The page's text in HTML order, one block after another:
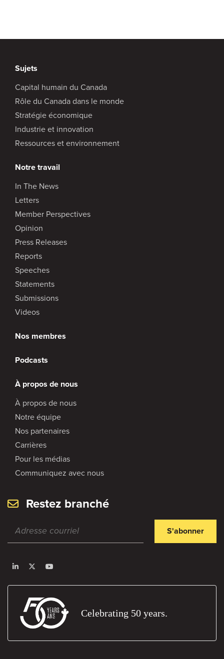
Sujets
Capital humain du Canada
Rôle du Canada dans le monde
Stratégie économique
Industrie et innovation
Ressources et environnement
Notre travail
In The News
Letters
Member Perspectives
Opinion
Press Releases
Reports
Speeches
Statements
Submissions
Videos
Nos membres
Podcasts
À propos de nous
À propos de nous
Notre équipe
Nos partenaires
Carrières
Pour les médias
Communiquez avec nous
Restez branché
S'abonner
Celebrating 50 years.